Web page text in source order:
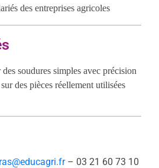
des entreprises agricoles
soudures simples avec précision
des pièces réellement utilisées
– 03 21 60 73 10